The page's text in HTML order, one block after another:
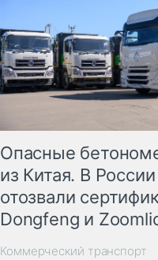
Опасные
из Китая. В России
отозвали
Dongfeng и
Коммерческий транспорт